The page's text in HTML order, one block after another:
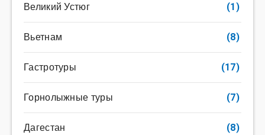
Великий Устюг (1)
Вьетнам (8)
Гастротуры (17)
Горнолыжные туры (7)
Дагестан (8)